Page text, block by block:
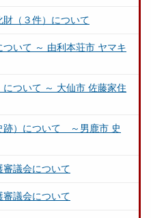
（３件）について
いて ～ 由利本荘市 ヤマキ
ついて ～ 大仙市 佐藤家住
跡）について ～男鹿市 史
議会について
議会について